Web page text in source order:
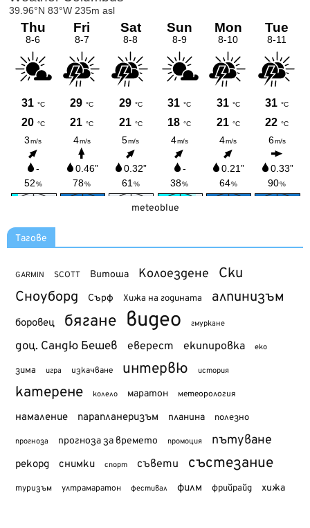
meteoblue
Тагове
GARMIN SCOTT Витоша Колоездене Ски
Сноуборд Сърф Хижа на годината алпинизъм
боровец бягане видео гмуркане
доц. Сандю Бешев еверест екипировка еко
зима игра изкачване интервю история
катерене колело маратон метеорология
намаление парапланеризъм планина полезно
прогноза прогноза за времето промоция пътуване
рекорд снимки спорт съвети състезание
туризъм ултрамаратон фестивал филм фрийрайд хижа